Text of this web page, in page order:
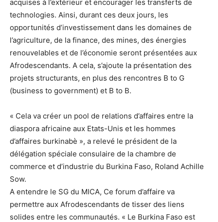
acquises à l’extérieur et encourager les transferts de
technologies. Ainsi, durant ces deux jours, les
opportunités d’investissement dans les domaines de
l’agriculture, de la finance, des mines, des énergies
renouvelables et de l’économie seront présentées aux
Afrodescendants. A cela, s’ajoute la présentation des
projets structurants, en plus des rencontres B to G
(business to government) et B to B.
« Cela va créer un pool de relations d’affaires entre la
diaspora africaine aux Etats-Unis et les hommes
d’affaires burkinabè », a relevé le président de la
délégation spéciale consulaire de la chambre de
commerce et d’industrie du Burkina Faso, Roland Achille
Sow.
A entendre le SG du MICA, Ce forum d’affaire va
permettre aux Afrodescendants de tisser des liens
solides entre les communautés. « Le Burkina Faso est